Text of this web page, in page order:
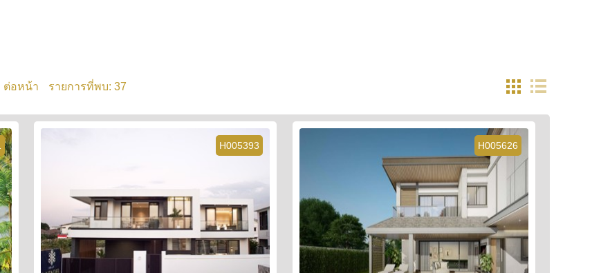
ต่อหน้า รายการที่พบ: 37
H005393 H005626